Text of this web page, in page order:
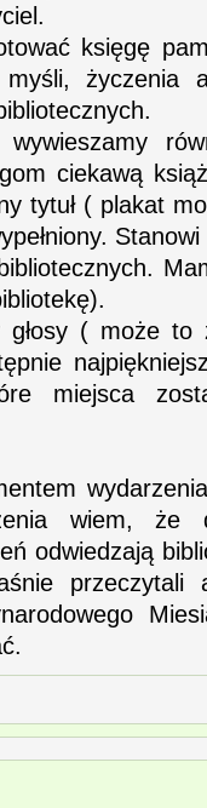
księgę
myśli, życzenia
ciekawą
tytuł ( plakat
( może to
miejsca
wiem, że
odwiedzają
przeczytali